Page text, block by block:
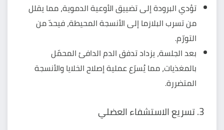
تؤدي البرودة إلى تضييق الأوعية الدموية، مما يقلل
من تسرب البلازما إلى الأنسجة المحيطة، فيحدّ من
التورّم.
بعد الجلسة، يزداد تدفق الدم الدافئ المحمّل
بالمغذيات، مما يُسرّع عملية إصلاح الخلايا والأنسجة
المتضررة.
3. تسريع الاستشفاء العضلي